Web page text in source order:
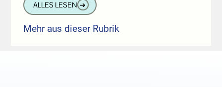
ALLES LESEN ➔
Mehr aus dieser Rubrik